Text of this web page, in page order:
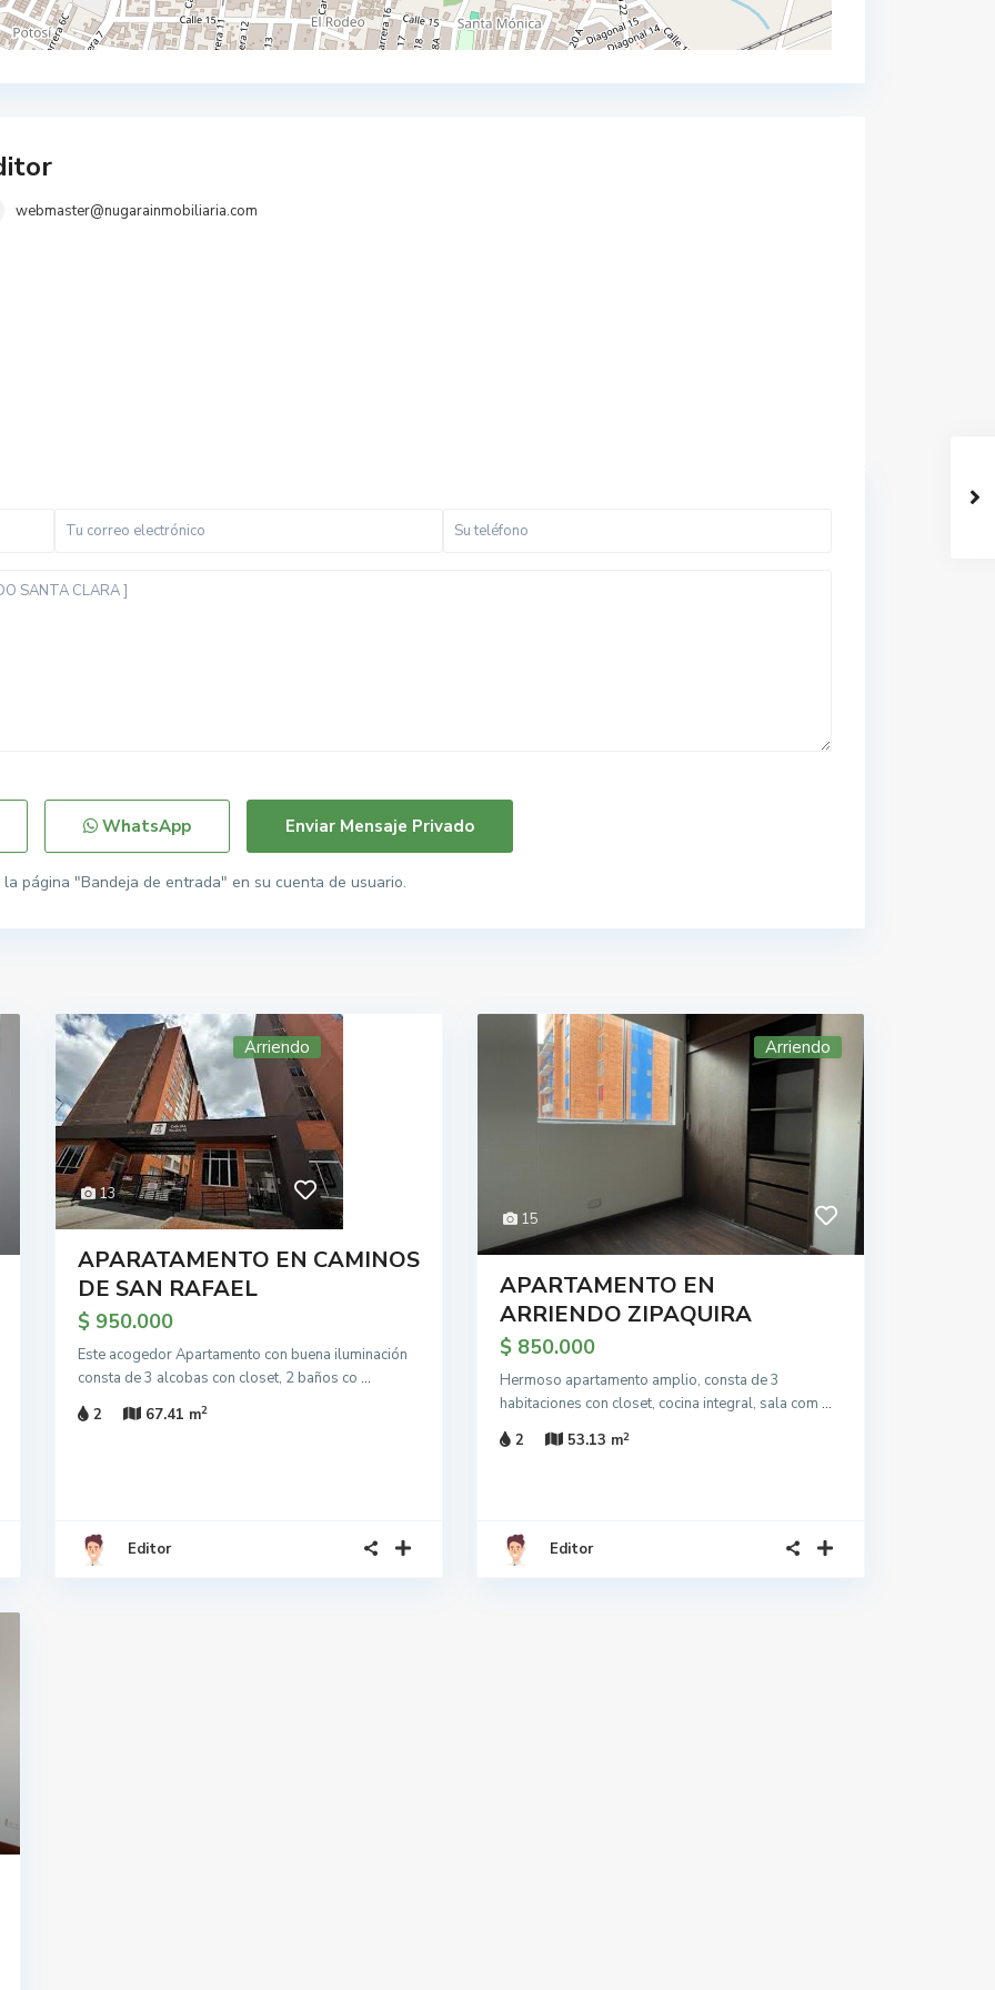
webmaster@nugarainmobiliaria.com
WhatsApp
página "Bandeja de entrada" en su cuenta de usuario.
13
Arriendo
APARATAMENTO EN CAMINOS
DE SAN RAFAEL
$ 950.000
Este acogedor Apartamento con buena iluminación
consta de 3 alcobas con closet, 2 baños co ...
2
67.41 m2
Editor
15
Arriendo
APARTAMENTO EN
ARRIENDO ZIPAQUIRA
$ 850.000
Hermoso apartamento amplio, consta de 3
habitaciones con closet, cocina integral, sala com ...
2
53.13 m2
Editor